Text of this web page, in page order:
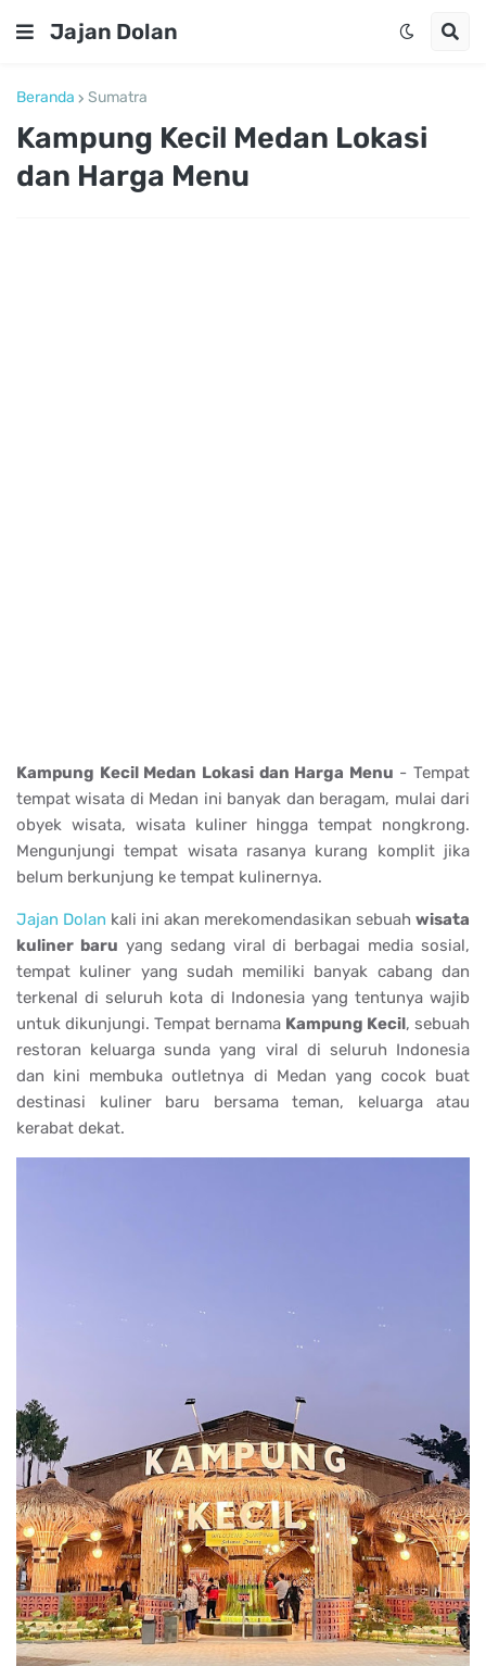
Jajan Dolan
Beranda Sumatra
Kampung Kecil Medan Lokasi
dan Harga Menu
Kampung Kecil Medan Lokasi dan Harga Menu - Tempat
tempat wisata di Medan ini banyak dan beragam, mulai dari
obyek wisata, wisata kuliner hingga tempat nongkrong.
Mengunjungi tempat wisata rasanya kurang komplit jika
belum berkunjung ke tempat kulinernya.
Jajan Dolan kali ini akan merekomendasikan sebuah wisata
kuliner baru yang sedang viral di berbagai media sosial,
tempat kuliner yang sudah memiliki banyak cabang dan
terkenal di seluruh kota di Indonesia yang tentunya wajib
untuk dikunjungi. Tempat bernama Kampung Kecil, sebuah
restoran keluarga sunda yang viral di seluruh Indonesia
dan kini membuka outletnya di Medan yang cocok buat
destinasi kuliner baru bersama teman, keluarga atau
kerabat dekat.